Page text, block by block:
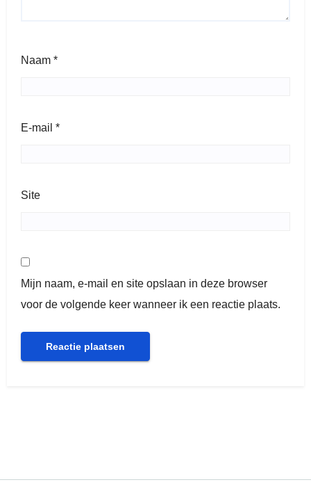
Naam *
E-mail *
Site
Mijn naam, e-mail en site opslaan in deze browser
voor de volgende keer wanneer ik een reactie plaats.